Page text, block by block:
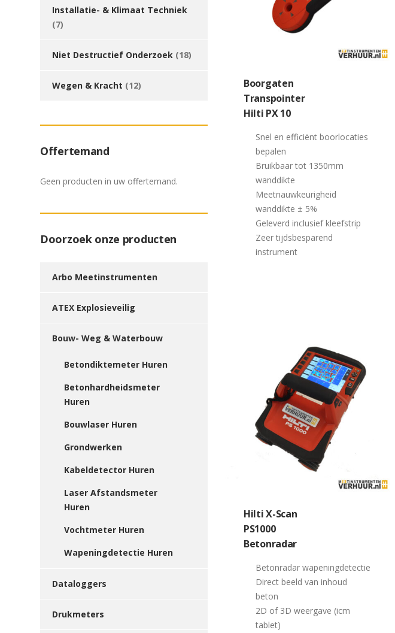
Installatie- & Klimaat Techniek
(7)
Niet Destructief Onderzoek (18)
Wegen & Kracht (12)
Offertemand
Geen producten in uw offertemand.
Doorzoek onze producten
Arbo Meetinstrumenten
ATEX Explosieveilig
Bouw- Weg & Waterbouw
Betondiktemeter Huren
Betonhardheidsmeter
Huren
Bouwlaser Huren
Grondwerken
Kabeldetector Huren
Laser Afstandsmeter
Huren
Vochtmeter Huren
Wapeningdetectie Huren
Dataloggers
Drukmeters
Boorgaten
Transpointer
Hilti PX 10
Snel en efficiënt boorlocaties
bepalen
Bruikbaar tot 1350mm
wanddikte
Meetnauwkeurigheid
wanddikte ± 5%
Geleverd inclusief kleefstrip
Zeer tijdsbesparend
instrument
Hilti X-Scan
PS1000
Betonradar
Betonradar wapeningdetectie
Direct beeld van inhoud
beton
2D of 3D weergave (icm
tablet)